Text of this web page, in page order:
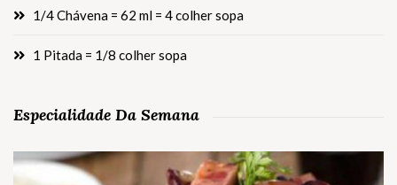
1/4 Chávena = 62 ml = 4 colher sopa
1 Pitada = 1/8 colher sopa
Especialidade Da Semana